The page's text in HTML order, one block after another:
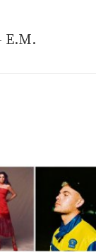
E.M.